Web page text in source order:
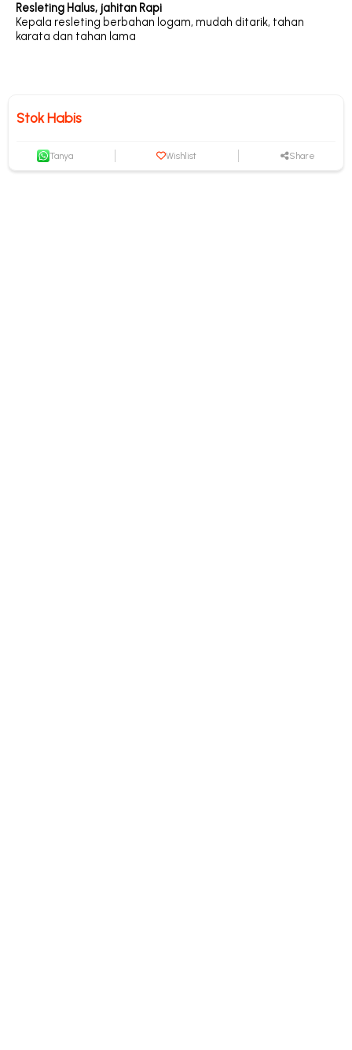
Resleting Halus, jahitan Rapi
Kepala resleting berbahan logam, mudah ditarik, tahan
karata dan tahan lama
Stok Habis
Tanya Wishlist Share